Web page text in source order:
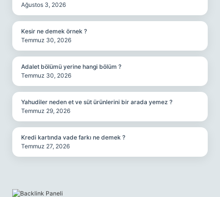
Ağustos 3, 2026
Kesir ne demek örnek ?
Temmuz 30, 2026
Adalet bölümü yerine hangi bölüm ?
Temmuz 30, 2026
Yahudiler neden et ve süt ürünlerini bir arada yemez ?
Temmuz 29, 2026
Kredi kartında vade farkı ne demek ?
Temmuz 27, 2026